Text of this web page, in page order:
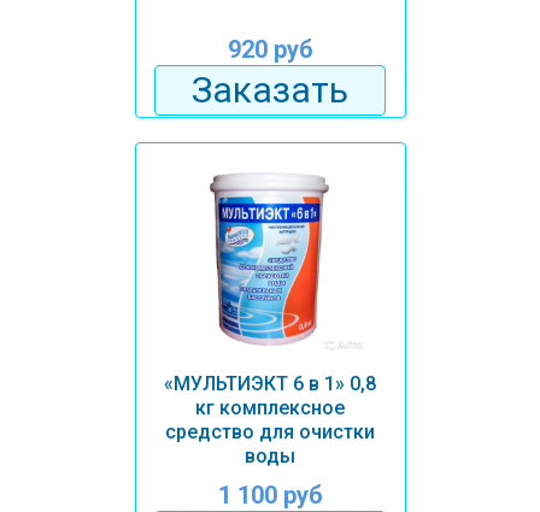
920 руб
Заказать
«МУЛЬТИЭКТ 6 в 1» 0,8
кг комплексное
средство для очистки
воды
1 100 руб